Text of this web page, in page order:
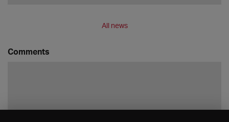
All news
Comments